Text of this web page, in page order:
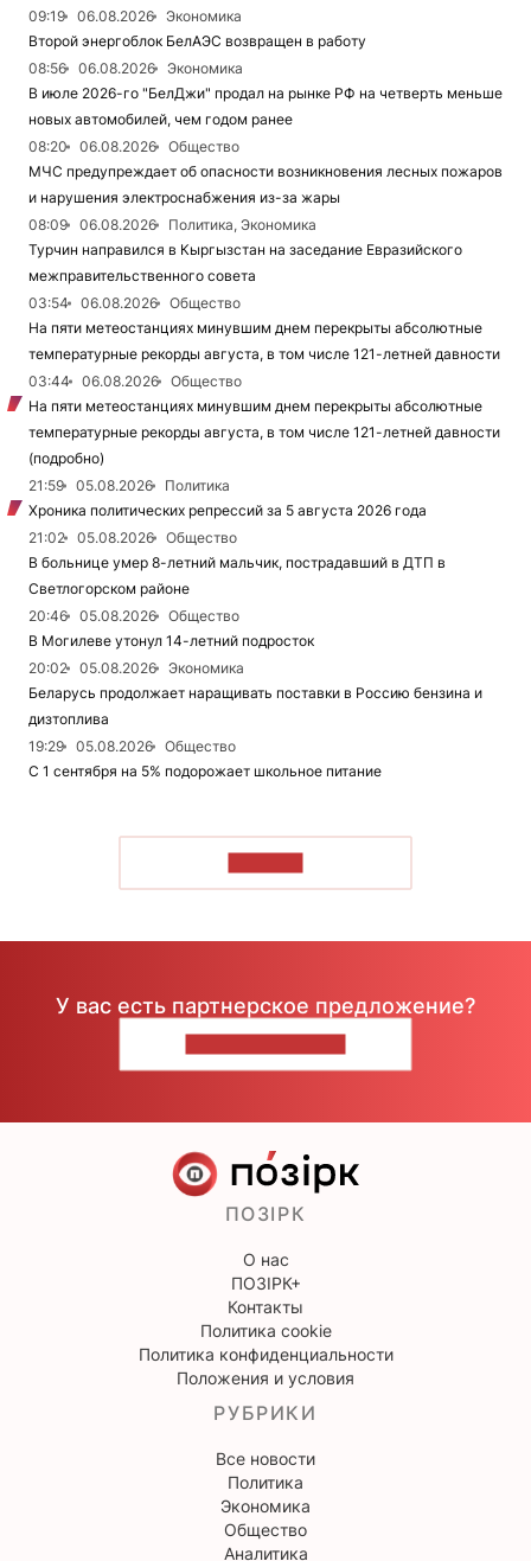
09:19
06.08.2026
Экономика
Второй энергоблок БелАЭС возвращен в работу
08:56
06.08.2026
Экономика
В июле 2026-го "БелДжи" продал на рынке РФ на четверть меньше
новых автомобилей, чем годом ранее
08:20
06.08.2026
Общество
МЧС предупреждает об опасности возникновения лесных пожаров
и нарушения электроснабжения из-за жары
08:09
06.08.2026
Политика, Экономика
Турчин направился в Кыргызстан на заседание Евразийского
межправительственного совета
03:54
06.08.2026
Общество
На пяти метеостанциях минувшим днем перекрыты абсолютные
температурные рекорды августа, в том числе 121-летней давности
03:44
06.08.2026
Общество
На пяти метеостанциях минувшим днем перекрыты абсолютные
температурные рекорды августа, в том числе 121-летней давности
(подробно)
21:59
05.08.2026
Политика
Хроника политических репрессий за 5 августа 2026 года
21:02
05.08.2026
Общество
В больнице умер 8-летний мальчик, пострадавший в ДТП в
Светлогорском районе
20:46
05.08.2026
Общество
В Могилеве утонул 14-летний подросток
20:02
05.08.2026
Экономика
Беларусь продолжает наращивать поставки в Россию бензина и
дизтоплива
19:29
05.08.2026
Общество
С 1 сентября на 5% подорожает школьное питание
У вас есть партнерское предложение?
ПОЗІРК
О нас
ПОЗІРК+
Контакты
Политика cookie
Политика конфиденциальности
Положения и условия
РУБРИКИ
Все новости
Политика
Экономика
Общество
Аналитика